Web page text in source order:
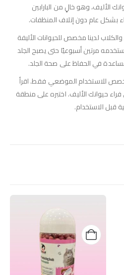
الأليف، وهو خالٍ من البارابين
بشكل عام دون إتلاف المنظفات.
لدينا مخصص للحيوانات الأليفة
عن 12 أسبوعًا. استخدمه مرتين أسبوعيًا حتى يصبح الجلد
في الحفاظ على صحة الجلد.
للاستخدام الموضعي فقط. اقرأ
حيوانك الأليف. اختبره على منطقة
قبل الاستخدام.